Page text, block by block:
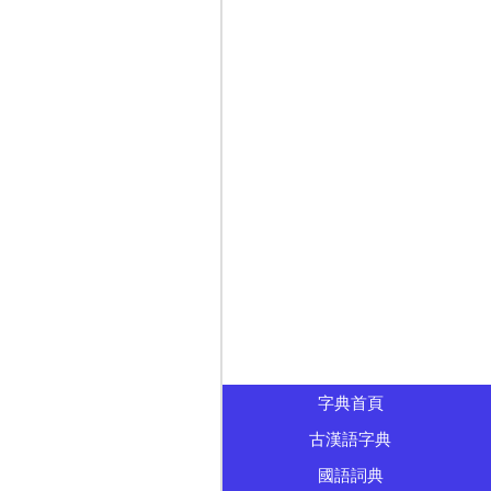
字典首頁
古漢語字典
國語詞典